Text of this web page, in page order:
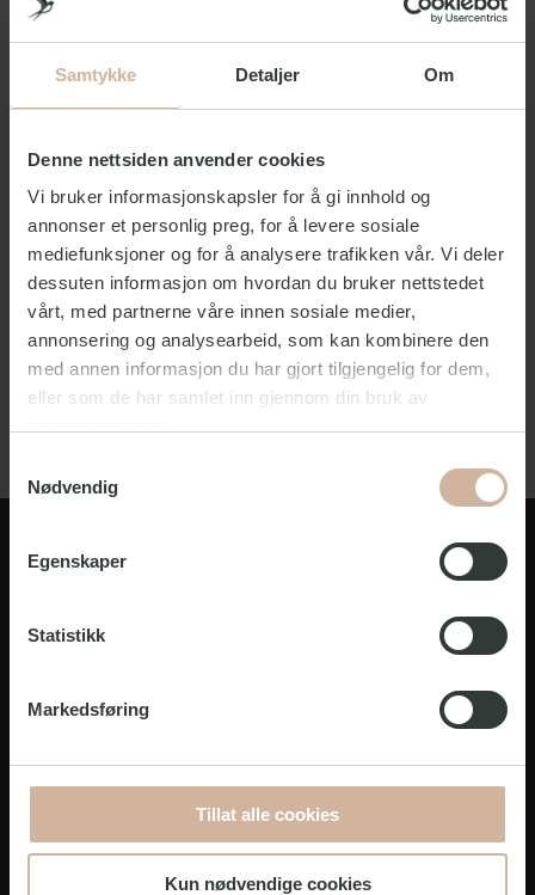
Samtykke Detaljer Om
Denne nettsiden anvender cookies
Vi bruker informasjonskapsler for å gi innhold og
annonser et personlig preg, for å levere sosiale
mediefunksjoner og for å analysere trafikken vår. Vi deler
dessuten informasjon om hvordan du bruker nettstedet
vårt, med partnerne våre innen sosiale medier,
annonsering og analysearbeid, som kan kombinere den
med annen informasjon du har gjort tilgjengelig for dem,
eller som de har samlet inn gjennom din bruk av
Nødvendig
Egenskaper
Statistikk
Markedsføring
Tillat alle cookies
Kun nødvendige cookies
Les mer og bestill billetten din her
Opplev København på en spesiell måte! "Gatens
stemmer" tilbyr både enkeltbilletter og gruppeturer - for
eksempel for klassen din, teamet ditt, vennegruppen
din, nettverket ditt eller arbeidsplassen din.
Les mer om hver guide og deres historie på
Gadensstemmer.dk.
Om oss